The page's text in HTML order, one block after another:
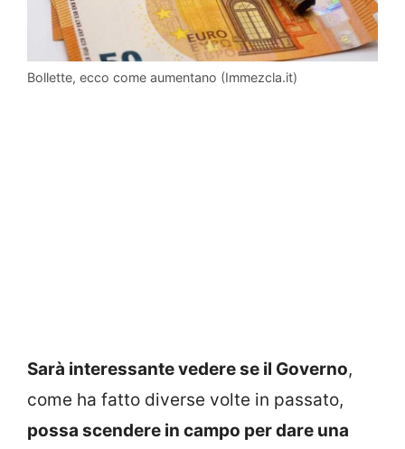
Bollette, ecco come aumentano (Immezcla.it)
Sarà interessante vedere se il Governo,
come ha fatto diverse volte in passato,
possa scendere in campo per dare una